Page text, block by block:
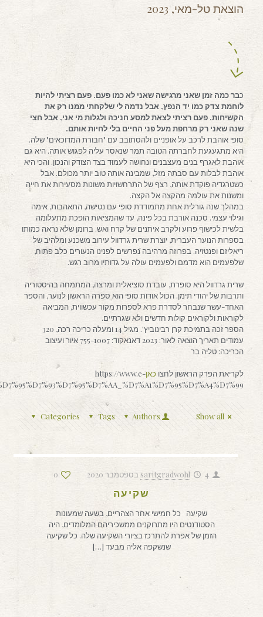
הוצאת טל-מאי, 2023
כבר כמה זמן שאני מרגישה שאני לא כמו פעם. פעם רציתי להיות
לוחמת צדק כמו יד הנפץ, אבל נדמה לי שלקחתי ממנו רק את
הקשיחות. פעם רציתי לצאת למסע חניכה ולגלות מי אני, אבל חצי
שנה שאני רק מרחפת מעל פני החיים בלי לחיות אותם.
סופי אוהבת לרכב על אופניים ולהסתובב עם "חבורת המדוכאים" שלה.
היא מתגעגעת לחברתה הטובה תמר שנאסר עליה לפגוש אותה. היא גם
אוהבת לאגרף בנים מעצבנים ונחושה לעמוד בצד הצודק והנכון. והכי היא
אוהבת לבלות עם סבתה מזל, שמבינה אותה טוב יותר מכולם. אבל
כשטרגדיה פוקדת אותה, רצף של התרחשויות משונות מסעירות את חייה
ומשנות את עולמה מהקצה אל הקצה.
במהלך שנה גורלית אחת מתמודדת סופי עם נטישה, התאהבות, אימה
וגילוי עצמי. סכנה אורבת בכל פינה, עד שהמציאות הופכת מתעלומה
בלשית לכישוף פרוע ולקרב איתנים של קרח ואש. ברומן שלא נראה כמותו
בספרות הנוער העברית, יוצרת שרית גרדוול עירוב משכנע ומלהיב של
ריאליזם ופנטזיה. בפרוזה מרהיבה נפרשים לפנינו הנעורים כלב פתוח,
שלפעמים הוא מדמם ולפעמים עולה על גדותיו מרוב רגש.
שרית גרדוול היא סופרת, עובדת סוציאלית ומרצה, המתמחה בהיסטוריה
ותרבות של יהודי תימן. הכול אודות סופי הוא ספרה הראשון לנוער, והספר
האחד-עשר שנבחר לסדרת פרא לספרות מקור עכשווית, המביאה
לקוראות ולקוראים קולות חדשים ולא שגרתיים.
הספר זכה בתמיכת קרן רבינוביץ'. מגיל 14 ומעלה כריכה רכה, 320
עמודים תאריך הוצאה לאור: 2023 דאנאקוד: 755-1007 איור ועיצוב
הכריכה: טליה בר
לקריאת הפרק הראשון לחצו כאןhttps://www.e-
Categories Tags Authors Show all
saritgradwohl 4 בספטמבר 2020 0
שקיעה
שקיעה כל חמישי אחר הצהריים, בשעה שמעונות
הסטודנטים היו מתרוקנים ממשכיריהם המלומדים, היה
הזמן של אפרת להתרכז בציורי השקיעה שלה. כל שקיעה
שנשקפה אליה מבעד […]